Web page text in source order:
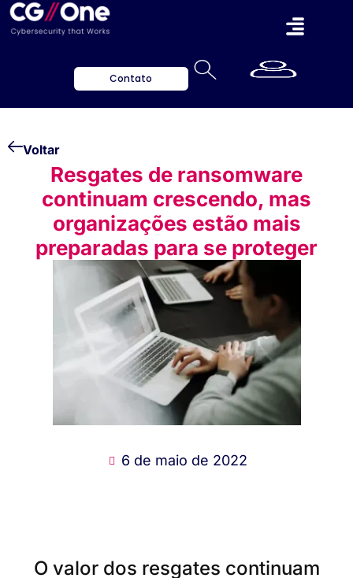
Contato
Voltar
Resgates de ransomware
continuam crescendo, mas
organizações estão mais
preparadas para se proteger
6 de maio de 2022
O valor dos resgates continuam